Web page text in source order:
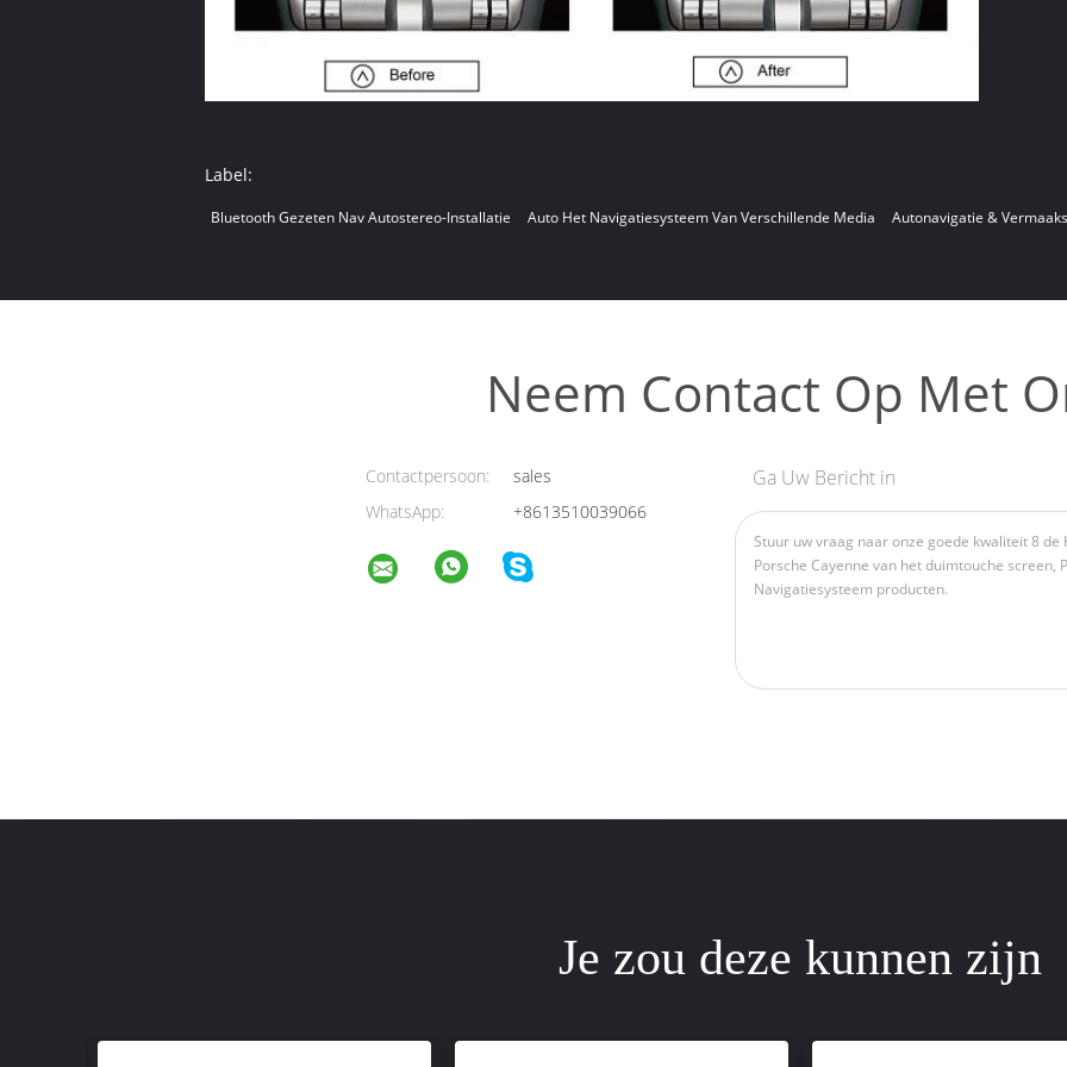
Label:
Bluetooth Gezeten Nav Autostereo-Installatie Auto Het Navigatiesysteem Van Verschillende Media Autonavigatie &
Neem Contact Op Met
Contactpersoon:
sales
WhatsApp:
+8613510039066
Ga Uw Bericht in
Je zou deze kunnen zijn